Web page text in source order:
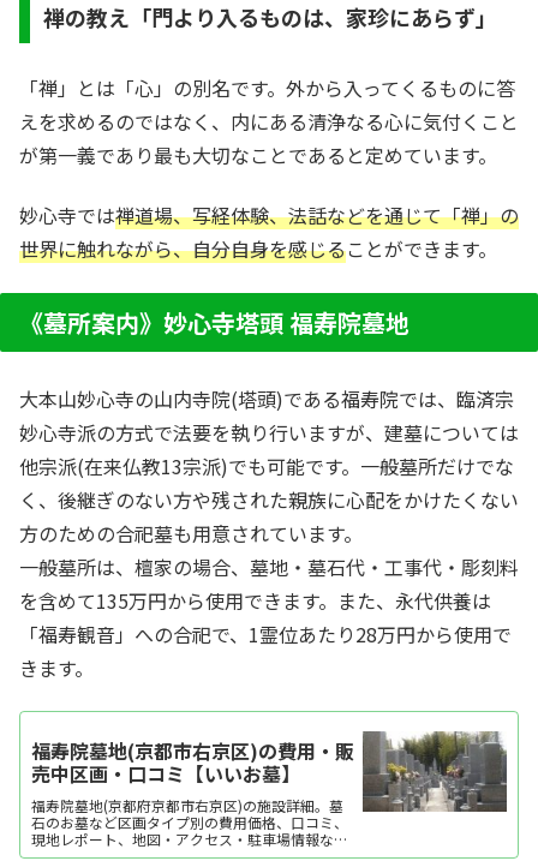
禅の教え「門より入るものは、家珍にあらず」
「禅」とは「心」の別名です。外から入ってくるものに答
えを求めるのではなく、内にある清浄なる心に気付くこと
が第一義であり最も大切なことであると定めています。
妙心寺では禅道場、写経体験、法話などを通じて「禅」の
世界に触れながら、自分自身を感じることができます。
《墓所案内》妙心寺塔頭 福寿院墓地
大本山妙心寺の山内寺院(塔頭)である福寿院では、臨済宗
妙心寺派の方式で法要を執り行いますが、建墓については
他宗派(在来仏教13宗派)でも可能です。一般墓所だけでな
く、後継ぎのない方や残された親族に心配をかけたくない
方のための合祀墓も用意されています。
一般墓所は、檀家の場合、墓地・墓石代・工事代・彫刻料
を含めて135万円から使用できます。また、永代供養は
「福寿観音」への合祀で、1霊位あたり28万円から使用で
きます。
福寿院墓地(京都市右京区)の費用・販
売中区画・口コミ【いいお墓】
福寿院墓地(京都府京都市右京区)の施設詳細。墓
石のお墓など区画タイプ別の費用価格、口コミ、
現地レポート、地図・アクセス・駐車場情報など
を掲載。霊園・墓地をお探しなら日本最大級のお